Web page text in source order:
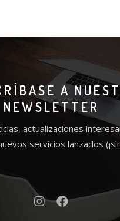
A
NEWSLETTER
actualizaciones
servicios lanzados